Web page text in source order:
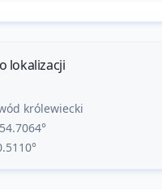
lokalizacji
królewiecki
54.7064°
°